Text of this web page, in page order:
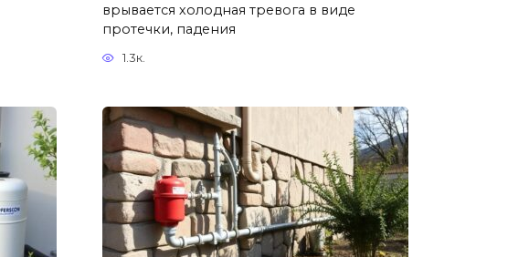
врывается холодная тревога в виде
протечки, падения
1.3к.